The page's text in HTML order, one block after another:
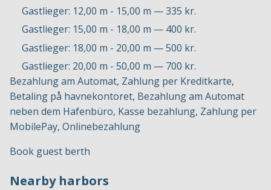
Gastlieger: 12,00 m - 15,00 m — 335 kr.
Gastlieger: 15,00 m - 18,00 m — 400 kr.
Gastlieger: 18,00 m - 20,00 m — 500 kr.
Gastlieger: 20,00 m - 50,00 m — 700 kr.
Bezahlung am Automat, Zahlung per Kreditkarte,
Betaling på havnekontoret, Bezahlung am Automat
neben dem Hafenbüro, Kasse bezahlung, Zahlung per
MobilePay, Onlinebezahlung
Book guest berth
Nearby harbors